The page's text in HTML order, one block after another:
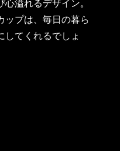
溢れるデザイン。
ップは、毎日の暮ら
してくれるでしょ